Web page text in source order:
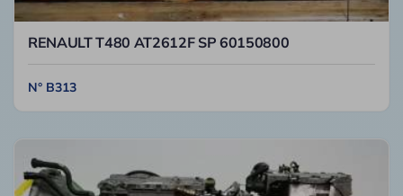
RENAULT T480 AT2612F SP 60150800
N° B313